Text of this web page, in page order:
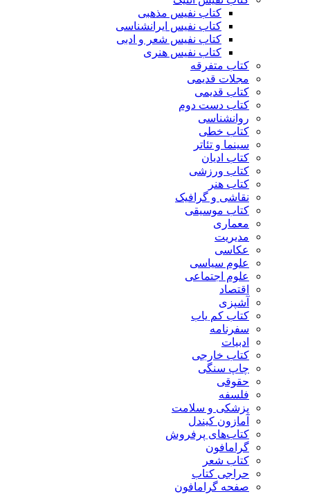
کتاب نفیس مذهبی
کتاب نفیس ایرانشناسی
کتاب نفیس شعر و ادبی
کتاب نفیس هنری
کتاب متفرقه
مجلات قدیمی
کتاب قدیمی
کتاب دست دوم
روانشناسی
کتاب خطی
سینما و تئاتر
کتاب ادیان
کتاب ورزشی
کتاب هنر
نقاشی و گرافیک
کتاب موسیقی
معماری
مدیریت
عکاسی
علوم سیاسی
علوم اجتماعی
اقتصاد
آشپزی
کتاب کم یاب
سفرنامه
ادبیات
کتاب خارجی
چاپ سنگی
حقوقی
فلسفه
پزشکی و سلامت
آمازون کیندل
کتاب‌های پرفروش
گرامافون
کتاب شعر
حراجی کتاب
صفحه گرامافون